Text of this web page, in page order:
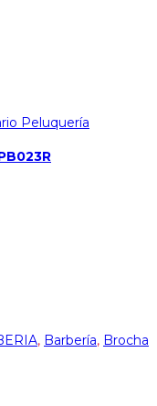
Peluquería
, Barbería, Brocha